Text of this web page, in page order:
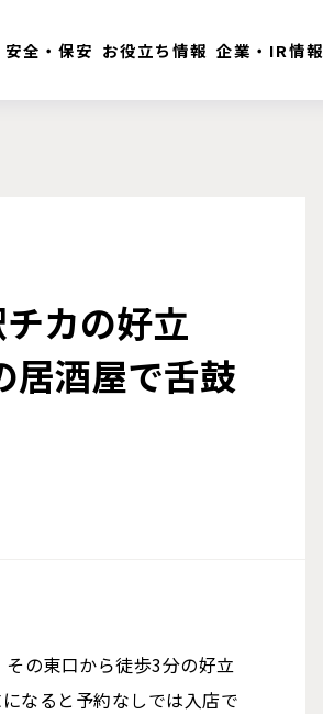
安全・保安 お役立ち情報 企業・IR情報
カの好立
居酒屋で舌鼓
の東口から徒歩3分の好立
なると予約なしでは入店で